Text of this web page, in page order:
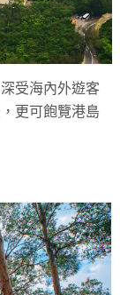
受海內外遊客
更可飽覽港島